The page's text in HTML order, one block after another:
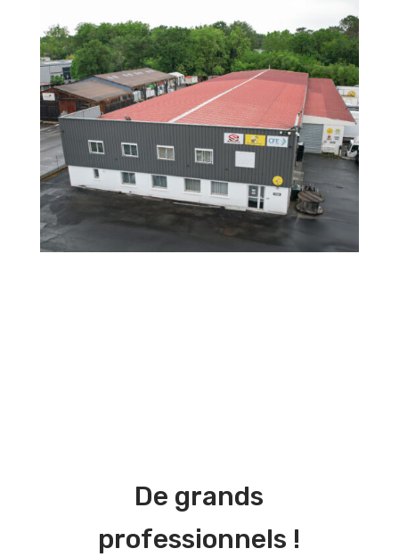
De grands
professionnels !